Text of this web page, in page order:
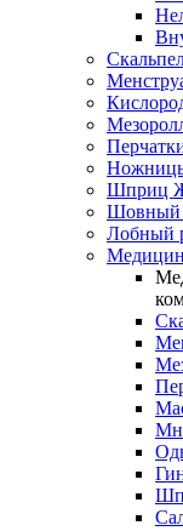
Шприц
Шовный
Лобный